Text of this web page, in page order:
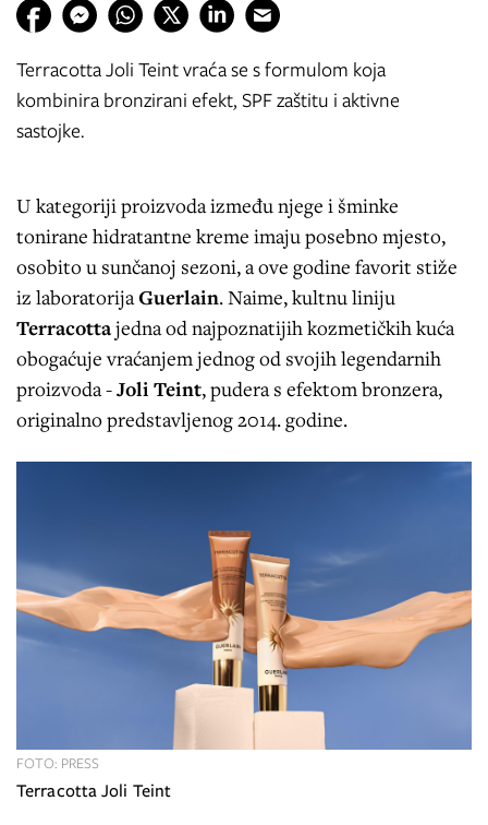
Terracotta Joli Teint vraća se s formulom koja
kombinira bronzirani efekt, SPF zaštitu i aktivne
sastojke.
U kategoriji proizvoda između njege i šminke
tonirane hidratantne kreme imaju posebno mjesto,
osobito u sunčanoj sezoni, a ove godine favorit stiže
iz laboratorijaGuerlain. Naime, kultnu liniju
Terracottajedna od najpoznatijih kozmetičkih kuća
obogaćuje vraćanjem jednog od svojih legendarnih
proizvoda -Joli Teint, pudera s efektom bronzera,
originalno predstavljenog 2014. godine.
Terracotta Joli Teint
FOTO: PRESS